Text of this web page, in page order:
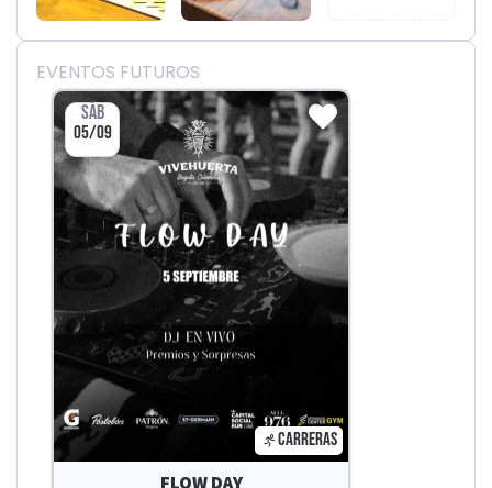
EVENTOS FUTUROS
FLOW DAY
SÁB
05/09
CARRERAS